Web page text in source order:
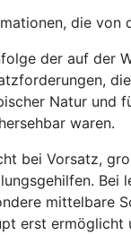
die
der auf der
Natur und
waren.
bei Vorsatz,
mittelbare
erst